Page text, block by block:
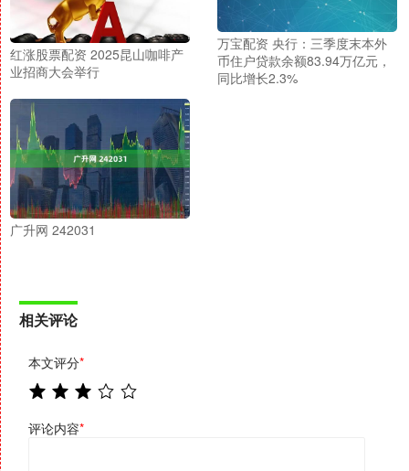
红涨股票配资 2025昆山咖啡产
业招商大会举行
万宝配资 央行：三季度末本外
币住户贷款余额83.94万亿元，
同比增长2.3%
广升网 242031
相关评论
本文评分*
评论内容*